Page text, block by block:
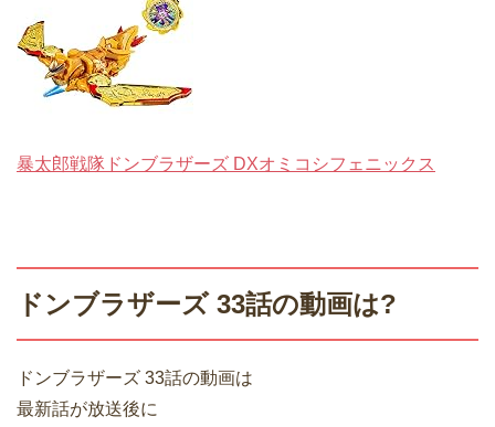
暴太郎戦隊ドンブラザーズ DXオミコシフェニックス
ドンブラザーズ 33話の動画は?
ドンブラザーズ 33話の動画は
最新話が放送後に